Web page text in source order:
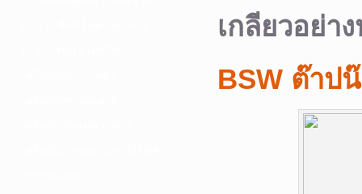
เกลียวอย่า
BSW ต๊าป